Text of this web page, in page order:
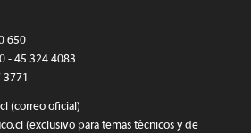
650
- 45 324 4083
3771
(correo oficial)
(exclusivo para temas técnicos y de